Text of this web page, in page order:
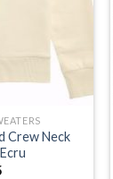
Crew Neck